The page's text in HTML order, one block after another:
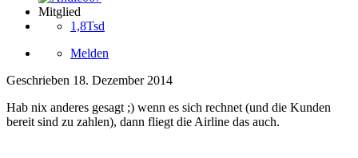
Mitglied
1,8Tsd
Melden
Geschrieben 18. Dezember 2014
Hab nix anderes gesagt ;) wenn es sich rechnet (und die Kunden
bereit sind zu zahlen), dann fliegt die Airline das auch.